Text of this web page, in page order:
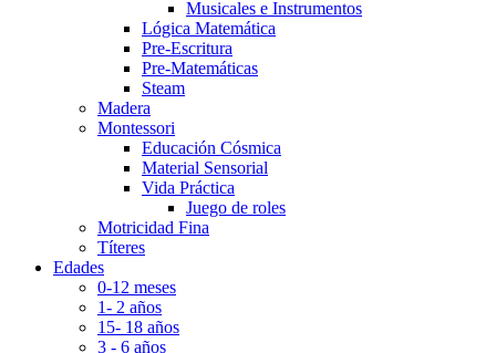
Musicales e Instrumentos
Lógica Matemática
Pre-Escritura
Pre-Matemáticas
Steam
Madera
Montessori
Educación Cósmica
Material Sensorial
Vida Práctica
Juego de roles
Motricidad Fina
Títeres
Edades
0-12 meses
1- 2 años
15- 18 años
3 - 6 años